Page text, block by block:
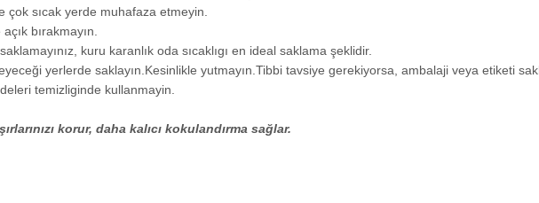
çok sıcak yerde muhafaza etmeyin.
bırakmayın.
kuru karanlık oda sıcaklıgı en ideal saklama şeklidir.
yerlerde saklayın.Kesinlikle yutmayın.Tibbi tavsiye gerekiyorsa, ambalaji veya etiketi
temizliginde kullanmayin.
korur, daha kalıcı kokulandırma sağlar.